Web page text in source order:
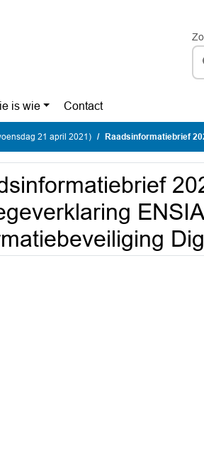
is wie Contact
21 april 2021) Raadsinformatiebrief 2021-29 inzake